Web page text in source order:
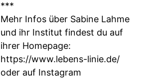
***
Mehr Infos über Sabine Lahme
und ihr Institut findest du auf
ihrer Homepage:
https://www.lebens-linie.de/
oder auf Instagram